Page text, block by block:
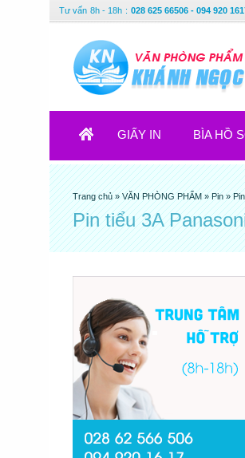
Tư vấn 8h - 18h : 028 625 66506 - 094 920
GIẤY IN BÌA HỒ
Trang chủ»VĂN PHÒNG PHẨM »Pin »
Pin tiểu 3A